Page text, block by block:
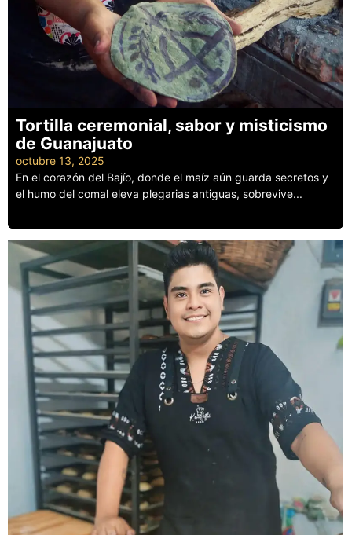
Tortilla ceremonial, sabor y misticismo
de Guanajuato
octubre 13, 2025
En el corazón del Bajío, donde el maíz aún guarda secretos y
el humo del comal eleva plegarias antiguas, sobrevive...